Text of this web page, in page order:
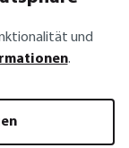
PRIMELINE
Gourmet-Hobel
29,95 €*
und
.